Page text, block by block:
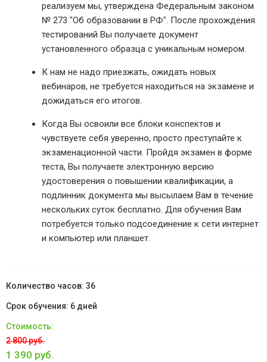
реализуем мы, утверждена Федеральным законом
№ 273 "Об образовании в РФ". После прохождения
тестирований Вы получаете документ
установленного образца с уникальным номером.
К нам не надо приезжать, ожидать новых
вебинаров, не требуется находиться на экзамене и
дожидаться его итогов.
Когда Вы освоили все блоки конспектов и
чувствуете себя уверенно, просто преступайте к
экзаменационной части. Пройдя экзамен в форме
теста, Вы получаете электронную версию
удостоверения о повышении квалификации, а
подлинник документа мы высылаем Вам в течение
нескольких суток бесплатно. Для обучения Вам
потребуется только подсоединение к сети интернет
и компьютер или планшет.
36
6 дней
2 800 руб.
1 390 руб.